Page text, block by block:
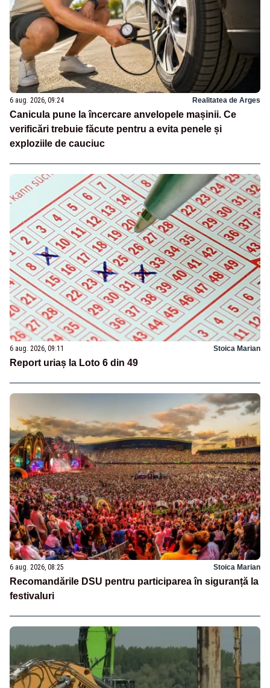
6 aug. 2026, 09:24 Realitatea de Arges
Canicula pune la încercare anvelopele mașinii. Ce
verificări trebuie făcute pentru a evita penele și
exploziile de cauciuc
6 aug. 2026, 09:11 Stoica Marian
Report uriaș la Loto 6 din 49
6 aug. 2026, 08:25 Stoica Marian
Recomandările DSU pentru participarea în siguranță la
festivaluri